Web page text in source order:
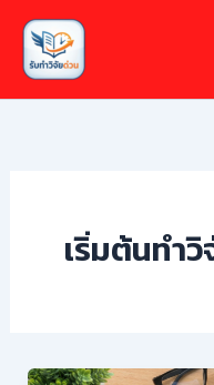
Skip
content
เริ่มต้นทำ